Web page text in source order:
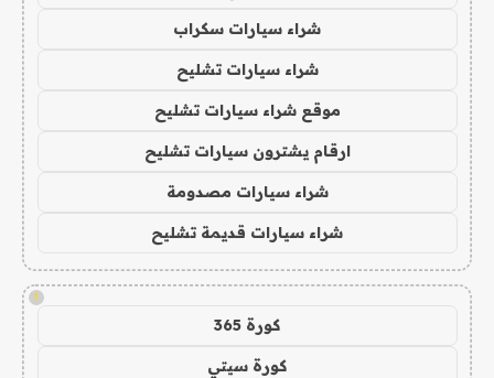
شراء سيارات سكراب
شراء سيارات تشليح
موقع شراء سيارات تشليح
ارقام يشترون سيارات تشليح
شراء سيارات مصدومة
شراء سيارات قديمة تشليح
!
كورة 365
كورة سيتي